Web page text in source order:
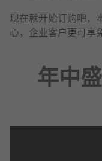
现在就开始订购吧，
心，企业客户更可享
年中